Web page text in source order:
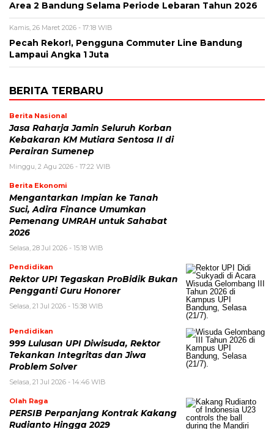
Area 2 Bandung Selama Periode Lebaran Tahun 2026
Kamis, 26 Maret 2026 - 17:18 WIB
Pecah Rekor!, Pengguna Commuter Line Bandung
Lampaui Angka 1 Juta
BERITA TERBARU
Berita Nasional
Jasa Raharja Jamin Seluruh Korban
Kebakaran KM Mutiara Sentosa II di
Perairan Sumenep
Minggu, 2 Agu 2026 - 17:22 WIB
Berita Ekonomi
Mengantarkan Impian ke Tanah
Suci, Adira Finance Umumkan
Pemenang UMRAH untuk Sahabat
2026
Selasa, 28 Jul 2026 - 15:18 WIB
Pendidikan
Rektor UPI Tegaskan ProBidik Bukan
Pengganti Guru Honorer
Selasa, 21 Jul 2026 - 15:38 WIB
Pendidikan
999 Lulusan UPI Diwisuda, Rektor
Tekankan Integritas dan Jiwa
Problem Solver
Selasa, 21 Jul 2026 - 14:46 WIB
Olah Raga
PERSIB Perpanjang Kontrak Kakang
Rudianto Hingga 2029